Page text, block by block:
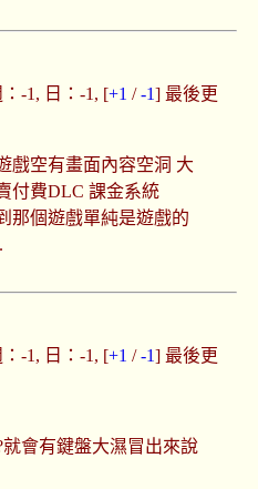
-1, 日：-1, [+1 /-1] 最後更
戲空有畫面內容空洞 大
付費DLC 課金系統
那個遊戲單純是遊戲的
-1, 日：-1, [+1 /-1] 最後更
會有鍵盤大濕冒出來說